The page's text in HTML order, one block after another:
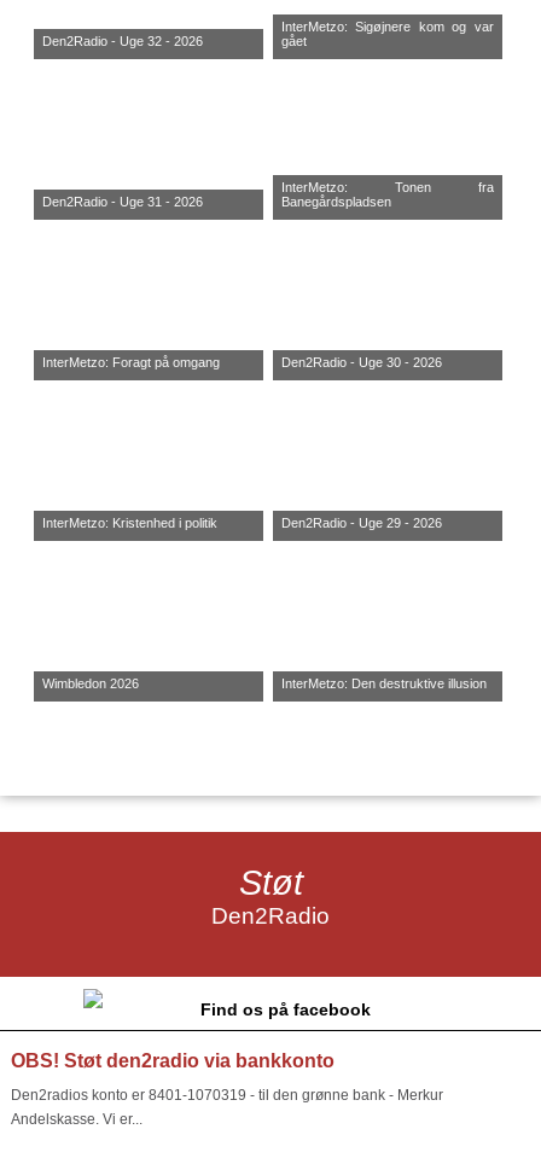
Den2Radio - Uge 32 - 2026
InterMetzo: Sigøjnere kom og var
gået
Den2Radio - Uge 31 - 2026
InterMetzo: Tonen fra
Banegårdspladsen
InterMetzo: Foragt på omgang Den2Radio - Uge 30 - 2026
InterMetzo: Kristenhed i politik Den2Radio - Uge 29 - 2026
Wimbledon 2026 InterMetzo: Den destruktive illusion
Støt
Den2Radio
Find os på facebook
OBS! Støt den2radio via bankkonto
Den2radios konto er 8401-1070319 - til den grønne bank - Merkur
Andelskasse. Vi er...